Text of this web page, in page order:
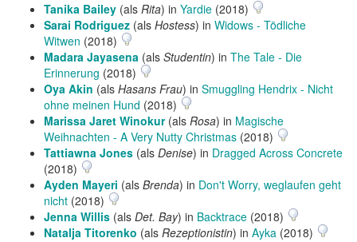
Tanika Bailey (als Rita) in Yardie (2018)
Sarai Rodriguez (als Hostess) in Widows - Tödliche
Witwen (2018)
Madara Jayasena (als Studentin) in The Tale - Die
Erinnerung (2018)
Oya Akin (als Hasans Frau) in Smuggling Hendrix - Nicht
ohne meinen Hund (2018)
Marissa Jaret Winokur(als Rosa) in Magische
Weihnachten - A Very Nutty Christmas (2018)
Tattiawna Jones (als Denise) in Dragged Across Concrete
(2018)
Ayden Mayeri (als Brenda) in Don't Worry, weglaufen geht
nicht (2018)
Jenna Willis (als Det. Bay) in Backtrace (2018)
Natalja Titorenko (als Rezeptionistin) in Ayka (2018)